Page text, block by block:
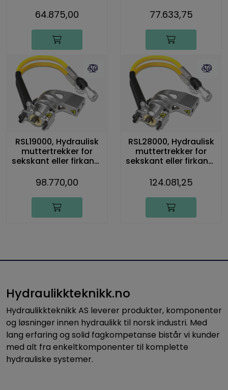
64.875,00 77.633,75
RSL19000, Hydraulisk
muttertrekker for
sekskant eller firkant-
98.770,00
RSL28000, Hydraulisk
muttertrekker for
sekskant eller firkant-
124.081,25
Hydraulikkteknikk.no
Hydraulikkteknikk AS leverer produkter, komponenter
og løsninger innen hydraulikk til norsk industri. Med
lang erfaring og solid fagkompetanse bistår vi kunder
med alt fra enkeltkomponenter til komplette
hydrauliske systemer.